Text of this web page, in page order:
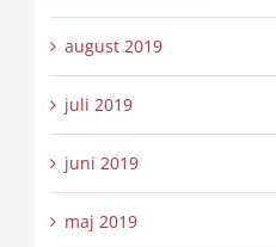
august 2019
juli 2019
juni 2019
maj 2019